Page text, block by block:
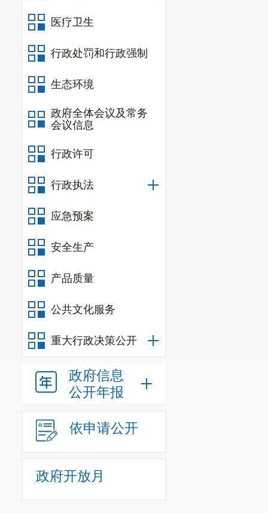
医疗卫生
行政处罚和行政强制
生态环境
政府全体会议及常务
会议信息
行政许可
行政执法
应急预案
安全生产
产品质量
公共文化服务
重大行政决策公开
政府信息
公开年报
依申请公开
政府开放月